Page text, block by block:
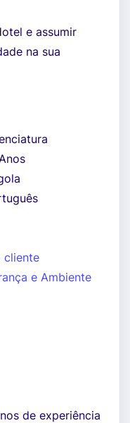
e assumir
na sua
cliente
e Ambiente
de experiência